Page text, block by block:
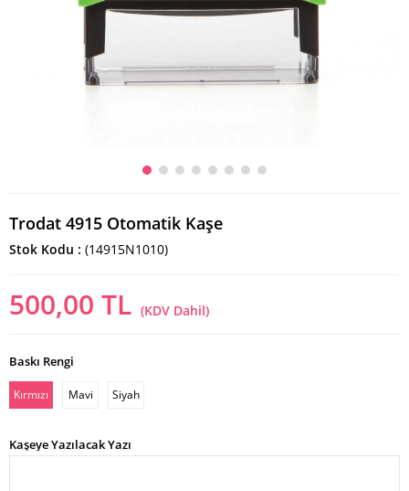
Trodat 4915 Otomatik Kaşe
Stok Kodu (14915N1010)
500,00 TL (KDV Dahil)
Baskı Rengi
Kırmızı Mavi Siyah
Kaşeye Yazılacak Yazı